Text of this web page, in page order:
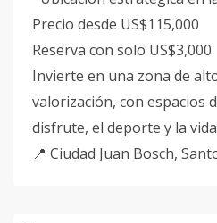
Precio desde US$115,000
Reserva con solo US$3,000
Invierte en una zona de
valorización, con espacios
disfrute, el deporte y la
📍 Ciudad Juan Bosch,